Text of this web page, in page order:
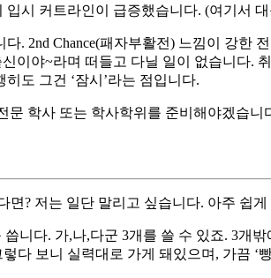
시 커트라인이 급증했습니다. (여기서
. 2nd Chance(패자부활전) 느낌이 강한
이야~라며 떠들고 다닐 일이 없습니다.
도 그건 ‘잠시’라는 점입니다.
문 학사 또는 학사학위를 준비해야겠습니
? 저는 일단 말리고 싶습니다. 아주 쉽
니다. 가,나,다군 3개를 쓸 수 있죠. 3개
다 보니 실력대로 가게 돼있으며, 가끔 ‘